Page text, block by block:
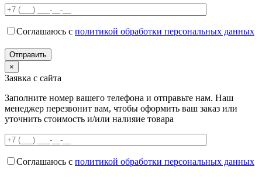
Соглашаюсь с политикой обработки персональных данных
×
Заявка с сайта
Заполните номер вашего телефона и отправьте нам. Наш
менеджер перезвонит вам, чтобы оформить ваш заказ или
уточнить стоимость и/или налияие товара
Соглашаюсь с политикой обработки персональных данных